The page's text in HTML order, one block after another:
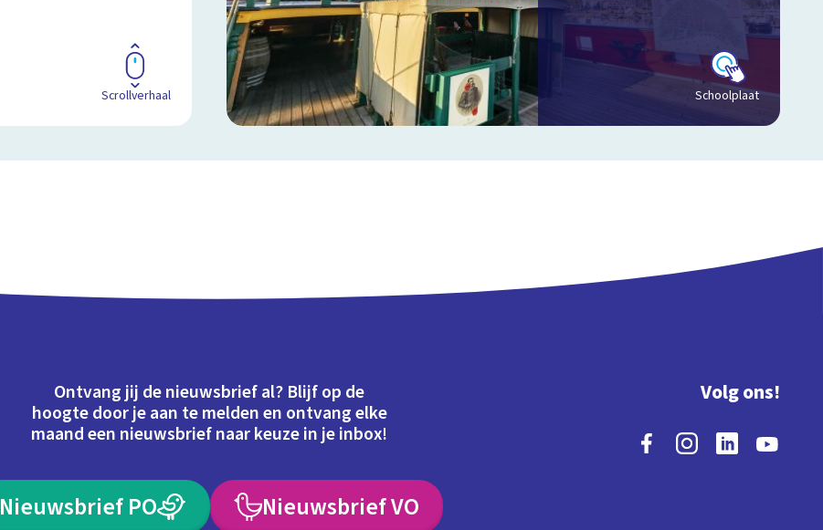
Scrollverhaal Schoolplaat
Ontvang jij de nieuwsbrief al? Blijf op de
hoogte door je aan te melden en ontvang elke
maand een nieuwsbrief naar keuze in je inbox!
Nieuwsbrief PO Nieuwsbrief VO
Volg ons!